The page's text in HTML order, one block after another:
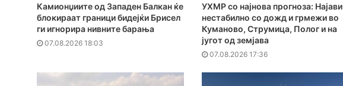
Камионџиите од Западен Балкан ќе
блокираат граници бидејќи Брисел
ги игнорира нивните барања
07.08.2026 18:03
УХМР со најнова прогноза: Најави
нестабилно со дожд и грмежи во
Куманово, Струмица, Полог и на
југот од земјава
07.08.2026 17:36